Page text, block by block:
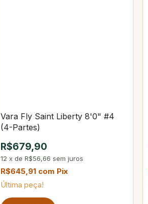
Vara Fly Saint Liberty 8'0" #4
(4-Partes)
R$679,90
12 xdeR$56,66 sem juros
R$645,91 com Pix
Última peça!